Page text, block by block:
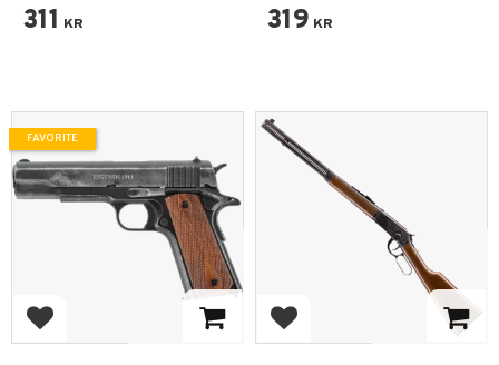
311 KR 319 KR
Add to favorites
FAVORITE
Add to favorites